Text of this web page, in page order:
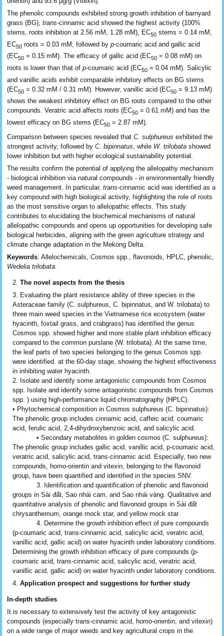
The phenolic compounds exhibited strong growth inhibition of barnyard
grass (BG),trans-cinnamic acid showed the highest activity (100%
stems, roots inhibition at 2.56 mM, 1.28 mM), EC50 stems = 0.14 mM,
EC50 roots = 0.03 mM; followed byp-coumaric acid and gallic acid
(EC50 = 0.15 mM). The efficacy of gallic acid (EC50 = 0.08 mM) on
roots is lower than that ofp-coumaric acid (EC50 = 0.04 mM). Salicylic
and vanillic acids exhibit comparable inhibitory effects on BG stems
(EC50 = 0.32 mM / 0.31 mM). However, vanillic acid (EC50 = 9.13 mM)
shows the weakest inhibitory effect on BG roots compared to the other
compounds. Veratric acid affects roots (EC50 = 0.61 mM) and has the
lowest efficacy on BG stems (EC50 = 2.87 mM).
Comparison between species revealed thatC. sulphureus exhibited the
strongest activity, followed byC. bipinnatus, while W. trilobata showed
lower inhibition but with higher ecological sustainability potential.
The results confirm the potential of applying the allelopathy mechanism
- biological inhibition via natural compounds - in environmentally friendly
weed management. In particular,trans-cinnamic acid was identified as a
key compound with high biological activity, highlighting the role of roots
as the most sensitive organ to allelopathic effects. This study
contributes to elucidating the biochemical mechanisms of natural
allelopathic compounds and opens up opportunities for developing safe
biological herbicides, aligning with the green agriculture strategy and
climate change adaptation in the Mekong Delta.
Keywords: Allelochemicals, Cosmos spp., flavonoids, HPLC, phenolic,
Wedelia trilobata.
The novel aspects from the thesis
Evaluating the plant resistance ability of three species in the
Asteraceae family (C. sulphureus, C. bipinnatus, and W. trilobata) to
three main weed species in the Vietnamese rice ecosystem (water
hyacinth, foxtail grass, and crabgrass) has identified the genus
Cosmos spp. showed higher and more stable plant inhibition efficacy
compared to the common purslane (W. trilobata). At the same time,
the leaf parts of two species belonging to the genus Cosmos spp.
were identified. at the 60-day stage, showing the highest effectiveness
in inhibiting water hyacinth.
2. Isolate and identify some antagonistic compounds from Cosmos
spp. Isolate and identify some antagonistic compounds from Cosmos
spp. ) using high-performance liquid chromatography (HPLC).
• Phytochemical composition in Cosmos sulphureus (C. bipinnatus):
The phenolic group includes cinnamic acid, caffeic acid, coumaric
acid, ferulic acid, 2,4-dihydroxybenzoic acid, and salicylic acid.
• Secondary metabolites in golden cosmos (C. sulphureus):
The phenolic group includes gallic acid, vanillic acid, p-coumaric acid,
veratric acid, salicylic acid, trans-cinnamic acid. Especially, two new
compounds, homo-orientin and vitexin, belonging to the flavonoid
group, have been quantified and identified in the species SNV.
3. Identification and quantification of phenolic and flavonoid
groups in Sài đất, Sao nhái cam, and Sao nhái vàng. Qualitative and
quantitative analysis of phenolic and flavonoid groups in Sài đất
chrysanthemum, orange mock star, and yellow mock star.
4. Determine the growth inhibition effect of pure compounds
(p-coumaric acid, trans-cinnamic acid, salicylic acid, veratric acid,
vanillic acid, gallic acid) on water hyacinth under laboratory conditions.
Determining the growth inhibition efficacy of pure compounds (p-
coumaric acid, trans-cinnamic acid, salicylic acid, veratric acid,
vanillic acid, gallic acid) on water hyacinth under laboratory conditions.
Application prospect and suggestions for further study
In-depth studies
It is necessary to extensively test the activity of key antagonistic
compounds (especially trans-cinnamic acid, homo-orientin, and vitexin)
on a wide range of major weeds and key agricultural crops in the